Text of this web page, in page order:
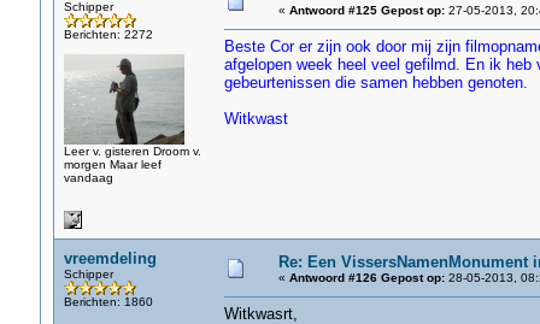
Schipper
Berichten: 2272
Leer v. gisteren Droom v.
morgen Maar leef
vandaag
« Antwoord #125 Gepost op:27-05-2013,
Beste Cor er zijn ook door mij zijn
afgelopen week heel veel gefilmd. En ik
gebeurtenissen die samen hebben genoten.
Witkwast
vreemdeling
Schipper
Berichten: 1860
Re: Een VissersNamenMonument
« Antwoord #126 Gepost op:28-05-2013,
Witkwasrt,